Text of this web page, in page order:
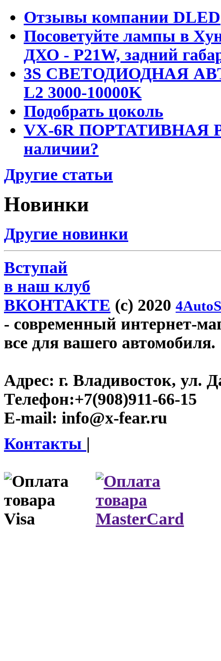
Отзывы компании DLED
Посоветуйте лампы в
ДХО - P21W, задний
3S СВЕТОДИОДНАЯ
L2 3000-10000K
Подобрать цоколь
VX-6R ПОРТАТИВНАЯ
наличии?
Другие статьи
Новинки
Другие новинки
Вступай
в наш клуб
ВКОНТАКТЕ (c) 2020
- современный интернет-
все для вашего автомобиля.
Адрес: г. Владивосток, ул.
Телефон:+7(908)911-66-15
E-mail: info@x-fear.ru
Контакты |